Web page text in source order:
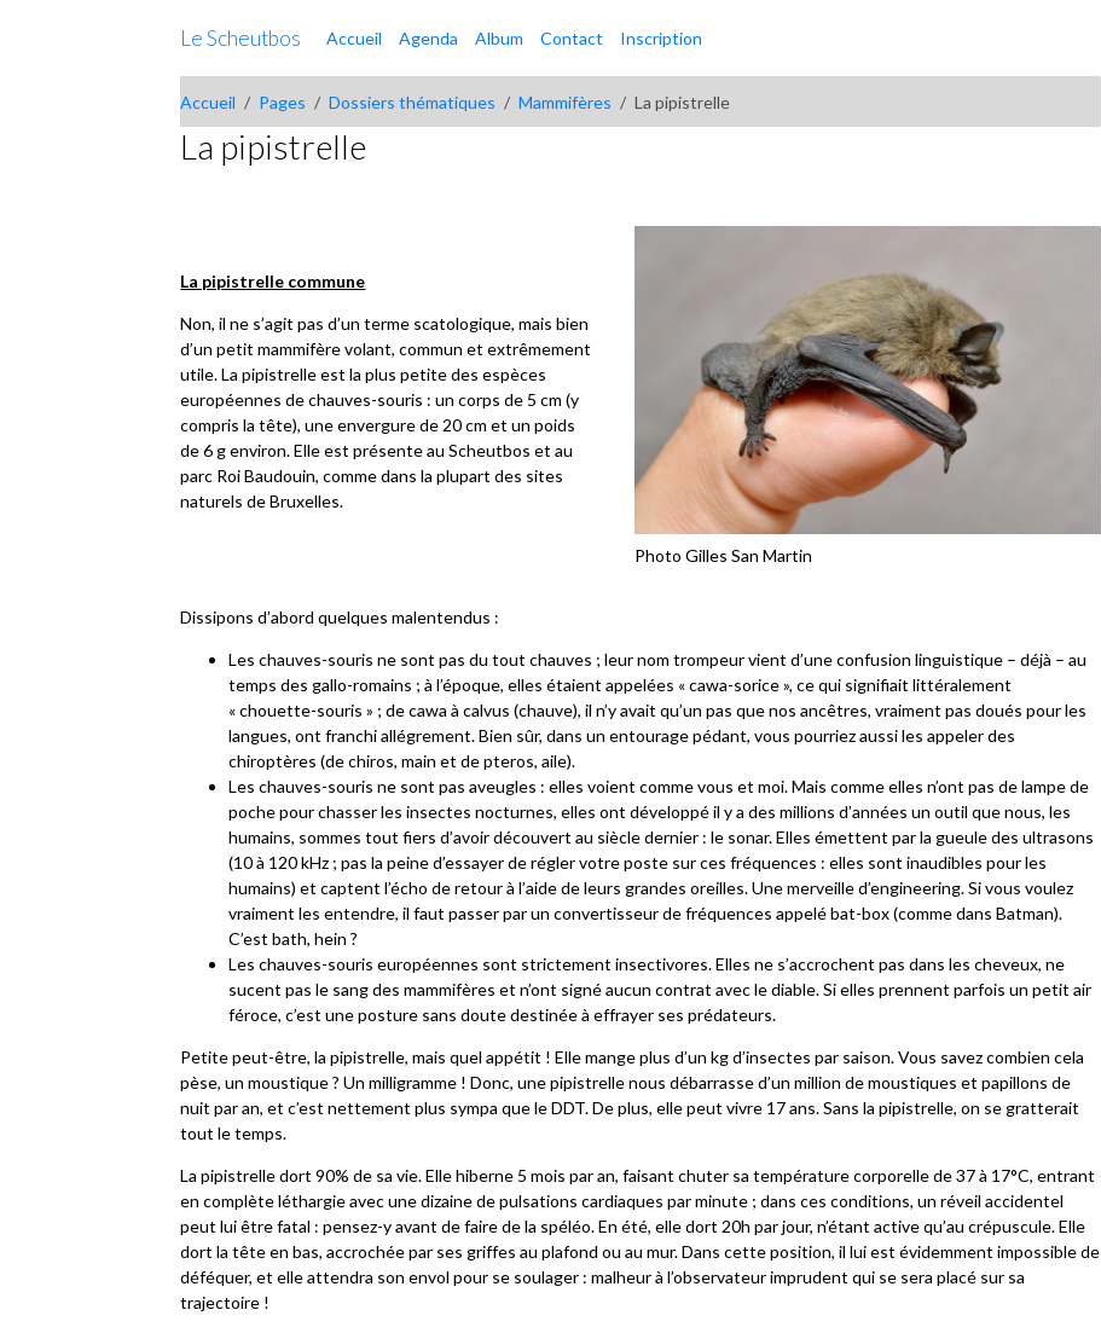
Le Scheutbos Accueil Agenda Album Contact Inscription
Accueil Pages Dossiers thématiques Mammifères La pipistrelle
La pipistrelle
La pipistrelle commune
Non, il ne s’agit pas d’un terme scatologique, mais bien
d’un petit mammifère volant, commun et extrêmement
utile. La pipistrelle est la plus petite des espèces
européennes de chauves-souris : un corps de 5 cm (y
compris la tête), une envergure de 20 cm et un poids
de 6 g environ. Elle est présente au Scheutbos et au
parc Roi Baudouin, comme dans la plupart des sites
naturels de Bruxelles.
Photo Gilles San Martin
Dissipons d’abord quelques malentendus :
Les chauves-souris ne sont pas du tout chauves ; leur nom trompeur vient d’une confusion linguistique – déjà – au
temps des gallo-romains ; à l’époque, elles étaient appelées « cawa-sorice », ce qui signifiait littéralement
« chouette-souris » ; de cawa à calvus (chauve), il n’y avait qu’un pas que nos ancêtres, vraiment pas doués pour les
langues, ont franchi allégrement. Bien sûr, dans un entourage pédant, vous pourriez aussi les appeler des
chiroptères (de chiros, main et de pteros, aile).
Les chauves-souris ne sont pas aveugles : elles voient comme vous et moi. Mais comme elles n’ont pas de lampe de
poche pour chasser les insectes nocturnes, elles ont développé il y a des millions d’années un outil que nous, les
humains, sommes tout fiers d’avoir découvert au siècle dernier : le sonar. Elles émettent par la gueule des ultrasons
(10 à 120 kHz ; pas la peine d’essayer de régler votre poste sur ces fréquences : elles sont inaudibles pour les
humains) et captent l’écho de retour à l’aide de leurs grandes oreilles. Une merveille d’engineering. Si vous voulez
vraiment les entendre, il faut passer par un convertisseur de fréquences appelé bat-box (comme dans Batman).
C’est bath, hein ?
Les chauves-souris européennes sont strictement insectivores. Elles ne s’accrochent pas dans les cheveux, ne
sucent pas le sang des mammifères et n’ont signé aucun contrat avec le diable. Si elles prennent parfois un petit air
féroce, c’est une posture sans doute destinée à effrayer ses prédateurs.
Petite peut-être, la pipistrelle, mais quel appétit ! Elle mange plus d’un kg d’insectes par saison. Vous savez combien cela
pèse, un moustique ? Un milligramme ! Donc, une pipistrelle nous débarrasse d’un million de moustiques et papillons de
nuit par an, et c’est nettement plus sympa que le DDT. De plus, elle peut vivre 17 ans. Sans la pipistrelle, on se gratterait
tout le temps.
La pipistrelle dort 90% de sa vie. Elle hiberne 5 mois par an, faisant chuter sa température corporelle de 37 à 17°C, entrant
en complète léthargie avec une dizaine de pulsations cardiaques par minute ; dans ces conditions, un réveil accidentel
peut lui être fatal : pensez-y avant de faire de la spéléo. En été, elle dort 20h par jour, n’étant active qu’au crépuscule. Elle
dort la tête en bas, accrochée par ses griffes au plafond ou au mur. Dans cette position, il lui est évidemment impossible de
déféquer, et elle attendra son envol pour se soulager : malheur à l’observateur imprudent qui se sera placé sur sa
trajectoire !